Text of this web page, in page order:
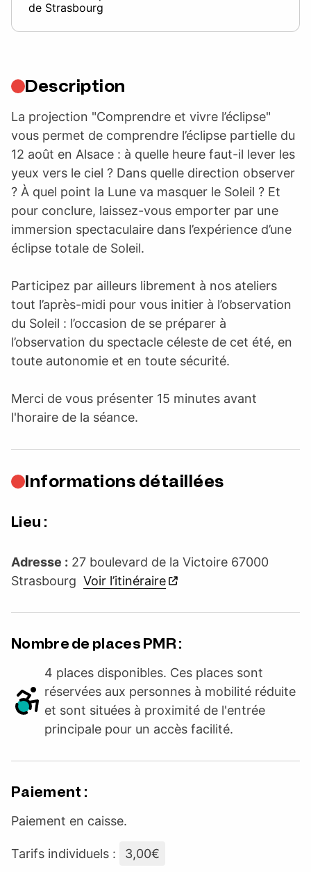
de Strasbourg
Description
La projection "Comprendre et vivre l’éclipse"
vous permet de comprendre l’éclipse partielle du
12 août en Alsace : à quelle heure faut-il lever les
yeux vers le ciel ? Dans quelle direction observer
? À quel point la Lune va masquer le Soleil ? Et
pour conclure, laissez-vous emporter par une
immersion spectaculaire dans l’expérience d’une
éclipse totale de Soleil.
Participez par ailleurs librement à nos ateliers
tout l’après-midi pour vous initier à l’observation
du Soleil : l’occasion de se préparer à
l’observation du spectacle céleste de cet été, en
toute autonomie et en toute sécurité.
Merci de vous présenter 15 minutes avant
l'horaire de la séance.
Informations détaillées
Lieu :
Adresse : 27 boulevard de la Victoire 67000
Strasbourg Voir l’itinéraire
Nombre de places PMR :
4 places disponibles. Ces places sont
réservées aux personnes à mobilité réduite
et sont situées à proximité de l'entrée
principale pour un accès facilité.
Paiement :
Paiement en caisse.
Tarifs individuels : 3,00€